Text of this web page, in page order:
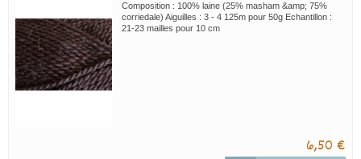
Composition : 100% laine (25% masham &amp; 75%
corriedale) Aiguilles : 3 - 4 125m pour 50g Echantillon :
21-23 mailles pour 10 cm
6,50 €